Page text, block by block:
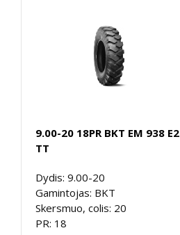
9.00-20 18PR BKT EM 938 E2
TT
Dydis: 9.00-20
Gamintojas: BKT
Skersmuo, colis: 20
PR: 18